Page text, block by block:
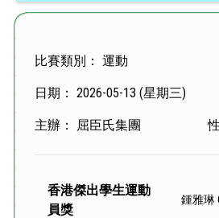
比賽類別： 運動
日期： 2026-05-13 (星期三)
主辦： 屈臣氏集團
香港傑出學生運動
員獎
鍾雅琳